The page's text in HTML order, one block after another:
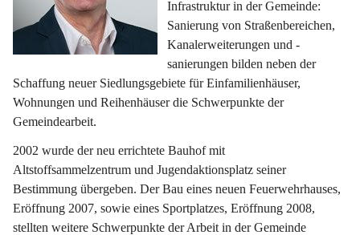
Infrastruktur in der Gemeinde:
Sanierung von Straßenbereichen,
Kanalerweiterungen und -
sanierungen bilden neben der
Schaffung neuer Siedlungsgebiete für Einfamilienhäuser,
Wohnungen und Reihenhäuser die Schwerpunkte der
Gemeindearbeit.
2002 wurde der neu errichtete Bauhof mit
Altstoffsammelzentrum und Jugendaktionsplatz seiner
Bestimmung übergeben. Der Bau eines neuen Feuerwehrhauses,
Eröffnung 2007, sowie eines Sportplatzes, Eröffnung 2008,
stellten weitere Schwerpunkte der Arbeit in der Gemeinde